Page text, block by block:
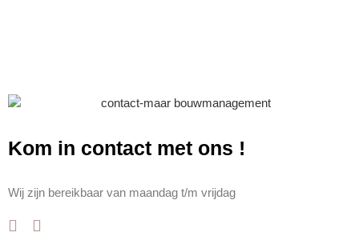
Kom in contact met ons !
Wij zijn bereikbaar van maandag t/m vrijdag